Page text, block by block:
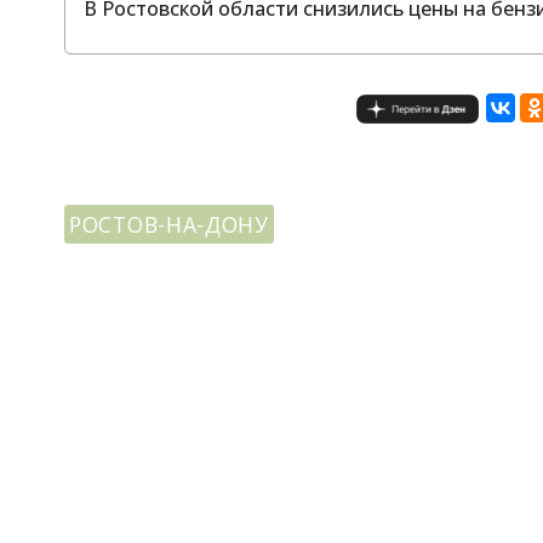
В Ростовской области снизились цены на
РОСТОВ-НА-ДОНУ